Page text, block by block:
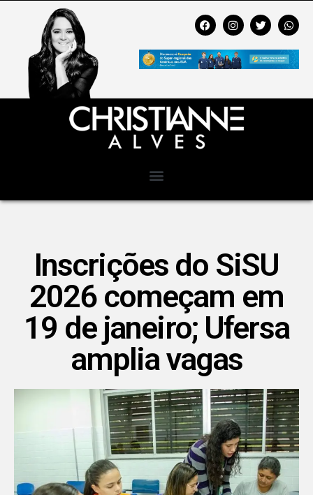
Inscrições do SiSU
2026 começam em
19 de janeiro; Ufersa
amplia vagas